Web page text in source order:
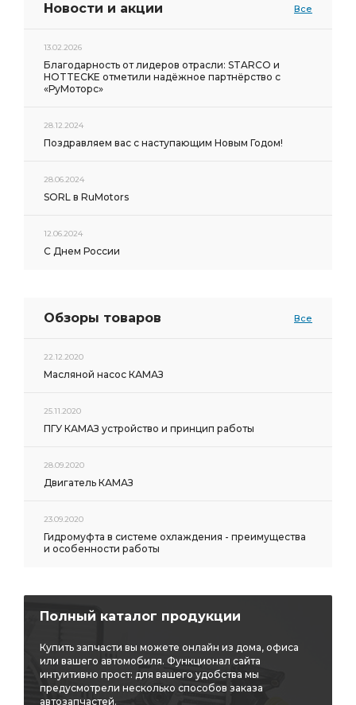
Новости и акции Все
13.02.2026
Благодарность от лидеров отрасли: STARCO и
HOTTECKE отметили надёжное партнёрство с
«РуМоторс»
28.12.2024
Поздравляем вас с наступающим Новым Годом!
28.06.2024
SORL в RuMotors
12.06.2024
С Днем России
Обзоры товаров Все
22.12.2020
Масляной насос КАМАЗ
25.11.2020
ПГУ КАМАЗ устройство и принцип работы
28.09.2020
Двигатель КАМАЗ
23.09.2020
Гидромуфта в системе охлаждения - преимущества
и особенности работы
Полный каталог продукции
Купить запчасти вы можете онлайн из дома, офиса
или вашего автомобиля. Функционал сайта
интуитивно прост: для вашего удобства мы
предусмотрели несколько способов заказа
автозапчастей.